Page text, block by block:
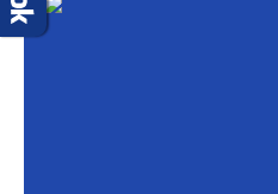
O nas